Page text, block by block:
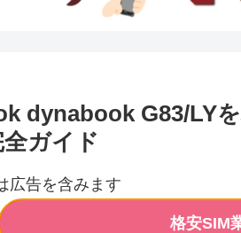
dynabook G83/LY
ガイド
広告を含みます
格安SIM